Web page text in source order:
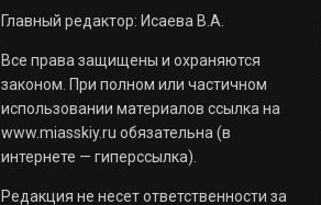
Главный редактор: Исаева В.А.
Все права защищены и охраняются
законом. При полном или частичном
использовании материалов ссылка на
www.miasskiy.ru обязательна (в
интернете — гиперссылка).
Редакция не несет ответственности за